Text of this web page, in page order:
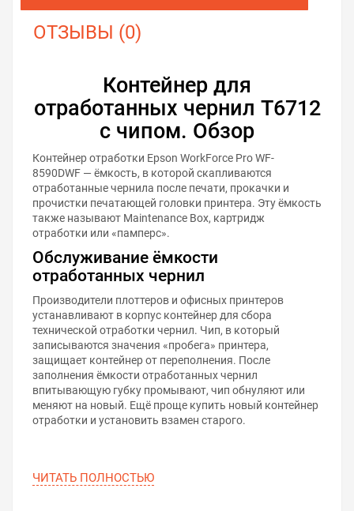
ОТЗЫВЫ (0)
Контейнер для
отработанных чернил T6712
с чипом. Обзор
Контейнер отработки Epson WorkForce Pro WF-
8590DWF — ёмкость, в которой скапливаются
отработанные чернила после печати, прокачки и
прочистки печатающей головки принтера. Эту ёмкость
также называют Maintenance Box, картридж
отработки или «памперс».
Обслуживание ёмкости
отработанных чернил
Производители плоттеров и офисных принтеров
устанавливают в корпус контейнер для сбора
технической отработки чернил. Чип, в который
записываются значения «пробега» принтера,
защищает контейнер от переполнения. После
заполнения ёмкости отработанных чернил
впитывающую губку промывают, чип обнуляют или
меняют на новый. Ещё проще купить новый контейнер
отработки и установить взамен старого.
ЧИТАТЬ ПОЛНОСТЬЮ